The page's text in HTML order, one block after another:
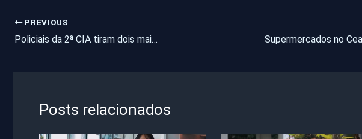
PREVIOUS
Policiais da 2ª CIA tiram dois maiores e dois menores de circulação em Pentecoste
Posts relacionados